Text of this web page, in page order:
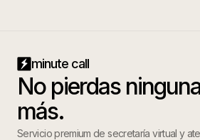
minute call
No pierdas
más.
Servicio premium de secretaría virtual y